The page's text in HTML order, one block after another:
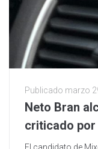
Publicado marzo
Neto Bran
criticado por